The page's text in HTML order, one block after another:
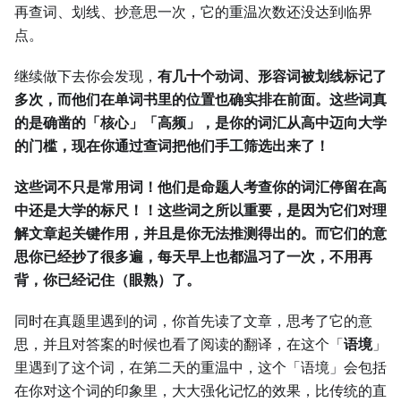
再查词、划线、抄意思一次，它的重温次数还没达到临界
点。
继续做下去你会发现， 有几十个动词、形容词被划线标记了
多次，而他们在单词书里的位置也确实排在前面。这些词真
的是确凿的「核心」「高频」，是你的词汇从高中迈向大学
的门槛，现在你通过查词把他们手工筛选出来了！
这些词不只是常用词！他们是命题人考查你的词汇停留在高
中还是大学的标尺！！这些词之所以重要，是因为它们对理
解文章起关键作用，并且是你无法推测得出的。而它们的意
思你已经抄了很多遍，每天早上也都温习了一次，不用再
背，你已经记住（眼熟）了。
同时在真题里遇到的词，你首先读了文章，思考了它的意
思，并且对答案的时候也看了阅读的翻译，在这个「 语境」
里遇到了这个词，在第二天的重温中，这个「语境」会包括
在你对这个词的印象里，大大强化记忆的效果，比传统的直